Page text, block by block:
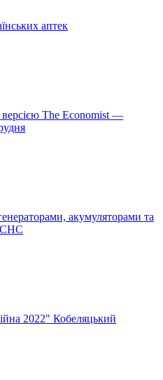
аптек
версією The Economist —
акумуляторами та
2022" Кобеляцький